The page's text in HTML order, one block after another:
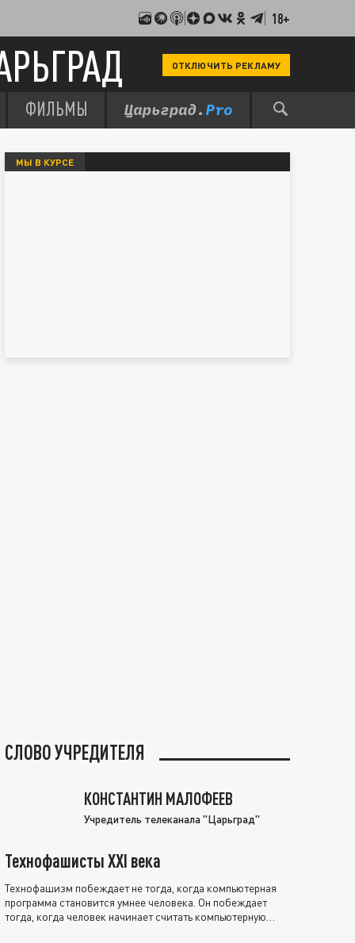
18+
ОТКЛЮЧИТЬ РЕКЛАМУ
ФИЛЬМЫ
МЫ В КУРСЕ
СЛОВО УЧРЕДИТЕЛЯ
КОНСТАНТИН МАЛОФЕЕВ
Учредитель телеканала "Царьград"
Технофашисты XXI века
Технофашизм побеждает не тогда, когда компьютерная
программа становится умнее человека. Он побеждает
тогда, когда человек начинает считать компьютерную